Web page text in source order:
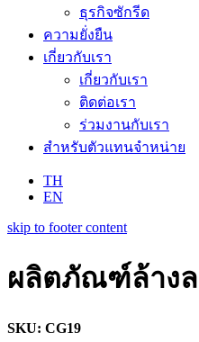
ธุรกิจซักรีด
ความยั่งยืน
เกี่ยวกับเรา
เกี่ยวกับเรา
ติดต่อเรา
ร่วมงานกับเรา
สำหรับตัวแทนจำหน่าย
TH
EN
skip to footer content
ผลิตภัณฑ์ล้างล
SKU: CG19